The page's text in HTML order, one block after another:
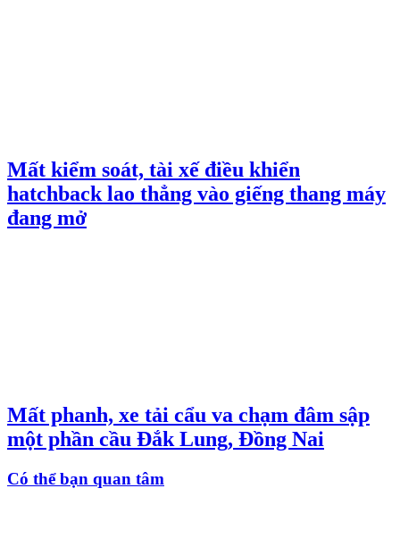
Mất kiểm soát, tài xế điều khiển
hatchback lao thẳng vào giếng thang máy
đang mở
Mất phanh, xe tải cẩu va chạm đâm sập
một phần cầu Đắk Lung, Đồng Nai
Có thể bạn quan tâm